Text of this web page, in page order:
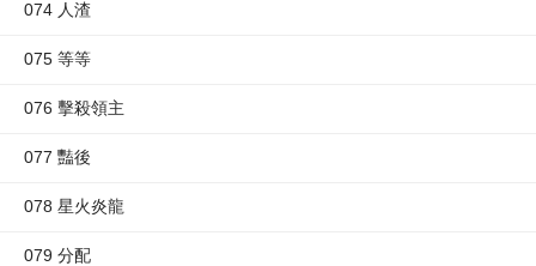
074 人渣
075 等等
076 擊殺領主
077 豔後
078 星火炎龍
079 分配